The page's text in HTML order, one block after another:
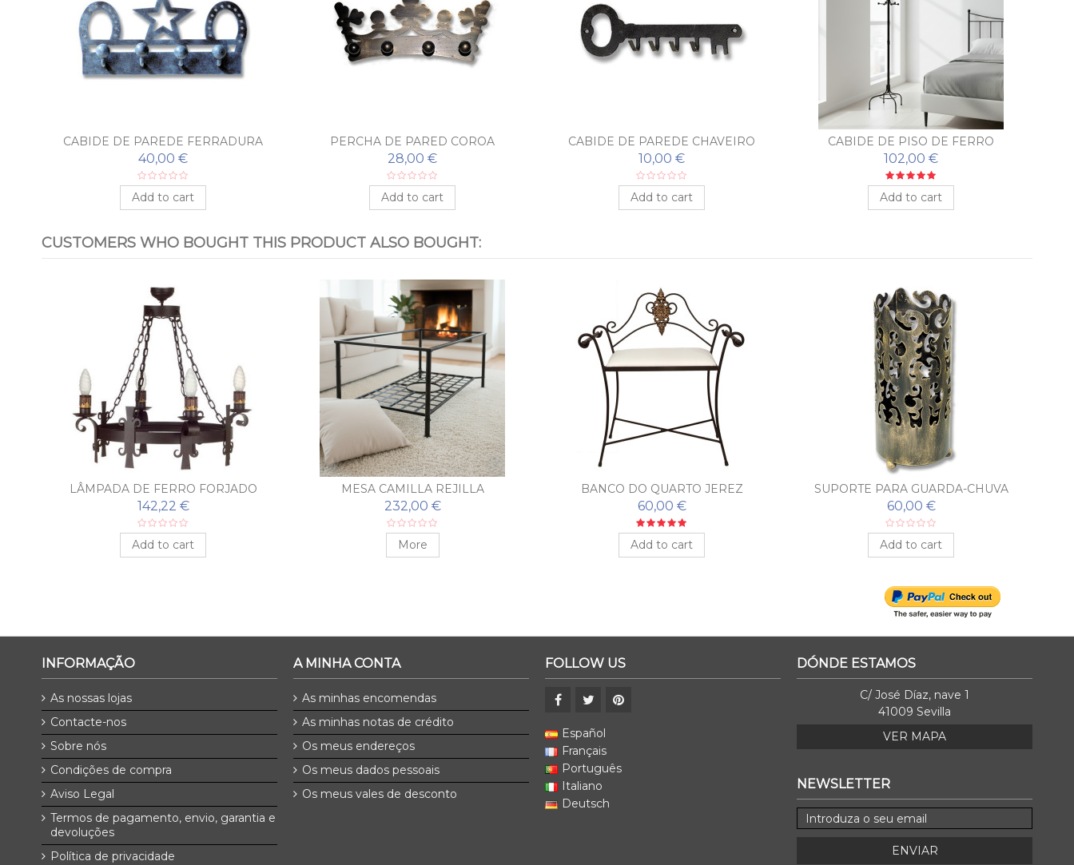
CABIDE DE PAREDE FERRADURA
40,00 €
Add to cart
PERCHA DE PARED COROA
28,00 €
Add to cart
CABIDE DE PAREDE CHAVEIRO
10,00 €
Add to cart
CABIDE DE PISO DE FERRO
FORJADO SEGOVIA
102,00 €
Add to cart
CUSTOMERS WHO BOUGHT THIS PRODUCT ALSO BOUGHT:
LÂMPADA DE FERRO FORJADO
FRAGUA
142,22 €
Add to cart
MESA CAMILLA REJILLA
232,00 €
More
BANCO DO QUARTO JEREZ
60,00 €
Add to cart
SUPORTE PARA GUARDA-CHUVA
RETRÔ
60,00 €
Add to cart
INFORMAÇÃO
As nossas lojas
Contacte-nos
Sobre nós
Condições de compra
Aviso Legal
Termos de pagamento, envio, garantia e
devoluções
Política de privacidade
A MINHA CONTA
As minhas encomendas
As minhas notas de crédito
Os meus endereços
Os meus dados pessoais
Os meus vales de desconto
FOLLOW US
Español
Français
Português
Italiano
Deutsch
DÓNDE ESTAMOS
C/ José Díaz, nave 1
41009 Sevilla
VER MAPA
NEWSLETTER
ENVIAR